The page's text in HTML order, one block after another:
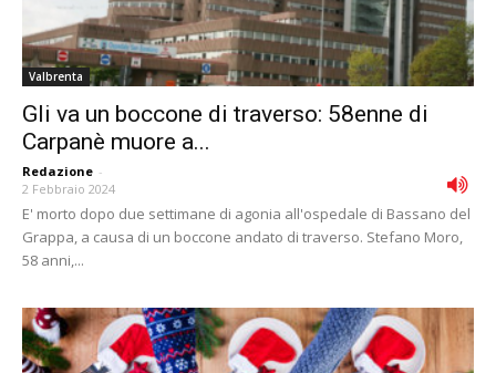
Valbrenta
Gli va un boccone di traverso: 58enne di
Carpanè muore a...
Redazione -
2 Febbraio 2024
E' morto dopo due settimane di agonia all'ospedale di Bassano del
Grappa, a causa di un boccone andato di traverso. Stefano Moro,
58 anni,...